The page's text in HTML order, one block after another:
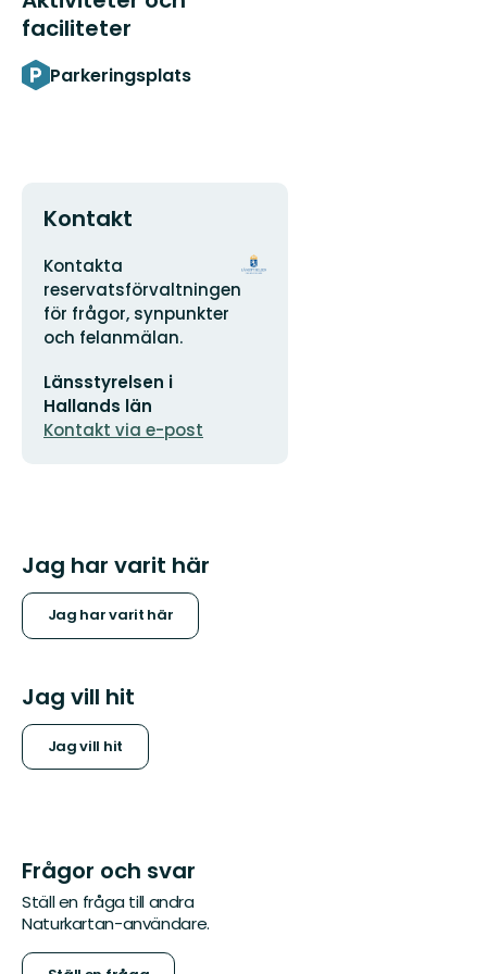
faciliteter
Parkeringsplats
Kontakt
Adress
Kontakta
reservatsförvaltningen
för frågor, synpunkter
och felanmälan.
postadress
Länsstyrelsen i
Hallands län
Kontakt via e-post
Organisationens
Jag har varit här
Jag har varit här
Jag vill hit
Jag vill hit
Frågor och svar
Ställ en fråga till andra
Naturkartan-användare.